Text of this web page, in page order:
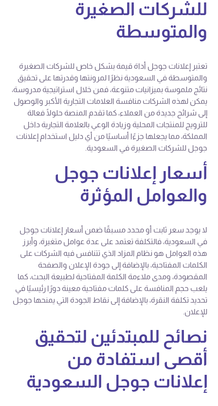
للشركات الصغيرة
والمتوسطة
تعتبر إعلانات جوجل أداة قيمة بشكل خاص للشركات الصغيرة
والمتوسطة في السعودية نظرًا لمرونتها وقدرتها على تحقيق
نتائج ملموسة بميزانيات متنوعة، فمن خلال استراتيجية مدروسة،
يمكن لهذه الشركات منافسة العلامات التجارية الأكبر والوصول
إلى شرائح جديدة من العملاء، كما تقدم المنصة حلولًا فعالة
للترويج للمنتجات المحلية وزيادة الوعي بالعلامة التجارية داخل
المملكة، مما يجعلها جزءًا أساسيًا من أي دليل استخدام إعلانات
جوجل للشركات الصغيرة في السعودية.
أسعار إعلانات جوجل
والعوامل المؤثرة
لا يوجد سعر ثابت أو محدد مسبقًا ضمن أسعار إعلانات جوجل
في السعودية، فالتكلفة تعتمد على عدة عوامل متغيرة، وأبرز
هذه العوامل هو نظام المزاد الذي تتنافس فيه الشركات على
الكلمات المفتاحية، بالإضافة إلى جودة الإعلان والصفحة
المقصودة، ومدى ملاءمة الكلمة المفتاحية لطبيعة البحث، كما
يلعب حجم المنافسة على كلمات مفتاحية معينة دورًا رئيسيًا في
تحديد تكلفة النقرة، بالإضافة إلى نقاط الجودة التي يمنحها جوجل
للإعلان.
نصائح للمبتدئين لتحقيق
أقصى استفادة من
إعلانات جوجل السعودية